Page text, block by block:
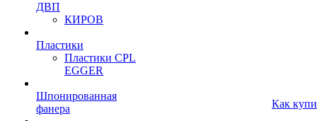
ДВП
КИРОВ
Пластики
Пластики CPL
EGGER
Шпонированная
фанера
Как